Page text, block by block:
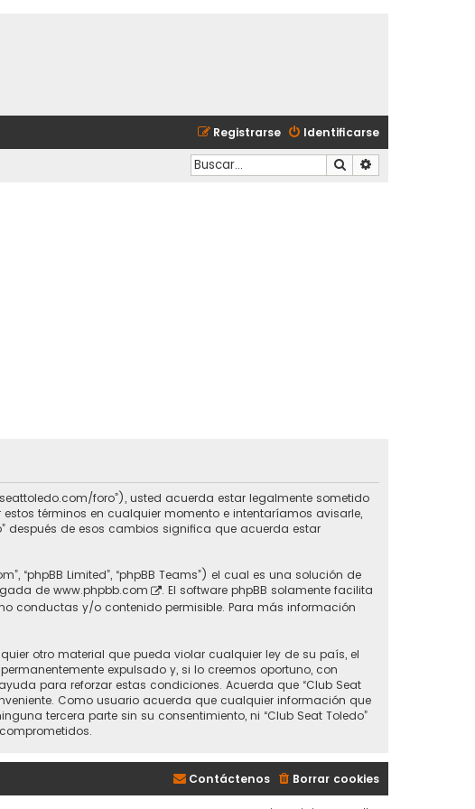
Identificarse
Registrarse
Buscar
foro”), usted acuerda estar legalmente sometido
términos en cualquier momento e intentaríamos avisarle,
después de esos cambios significa que acuerda estar
“phpBB Limited”, “phpBB Teams”) el cual es una solución de
de www.phpbb.com
. El software phpBB solamente facilita
conductas y/o contenido permisible. Para más información
otro material que pueda violar cualquier ley de su país, el
expulsado y, si lo creemos oportuno, con
para reforzar estas condiciones. Acuerda que “Club Seat
Como usuario acuerda que cualquier información que
tercera parte sin su consentimiento, ni “Club Seat Toledo”
Borrar cookies
Contáctenos